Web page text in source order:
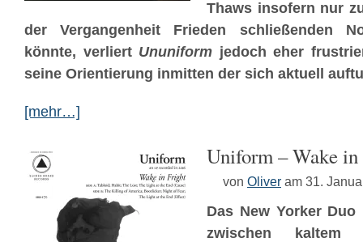
Thaws insofern nur
der Vergangenheit Frieden schließenden
könnte, verliert Ununiform jedoch eher
seine Orientierung inmitten der sich aktuell
[mehr…]
Uniform – Wake
von Oliver am 31.
Das New Yorker Duo
zwischen kaltem